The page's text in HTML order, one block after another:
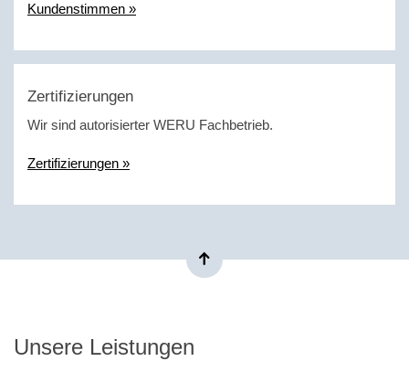
Kundenstimmen »
Zertifizierungen
Wir sind autorisierter WERU Fachbetrieb.
Zertifizierungen »
Unsere Leistungen